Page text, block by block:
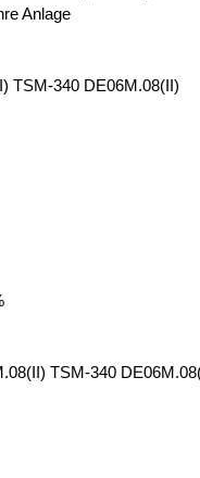
Anlage
TSM-340 DE06M.08(II)
TSM-340